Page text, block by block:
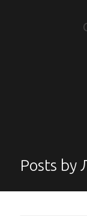
Posts by